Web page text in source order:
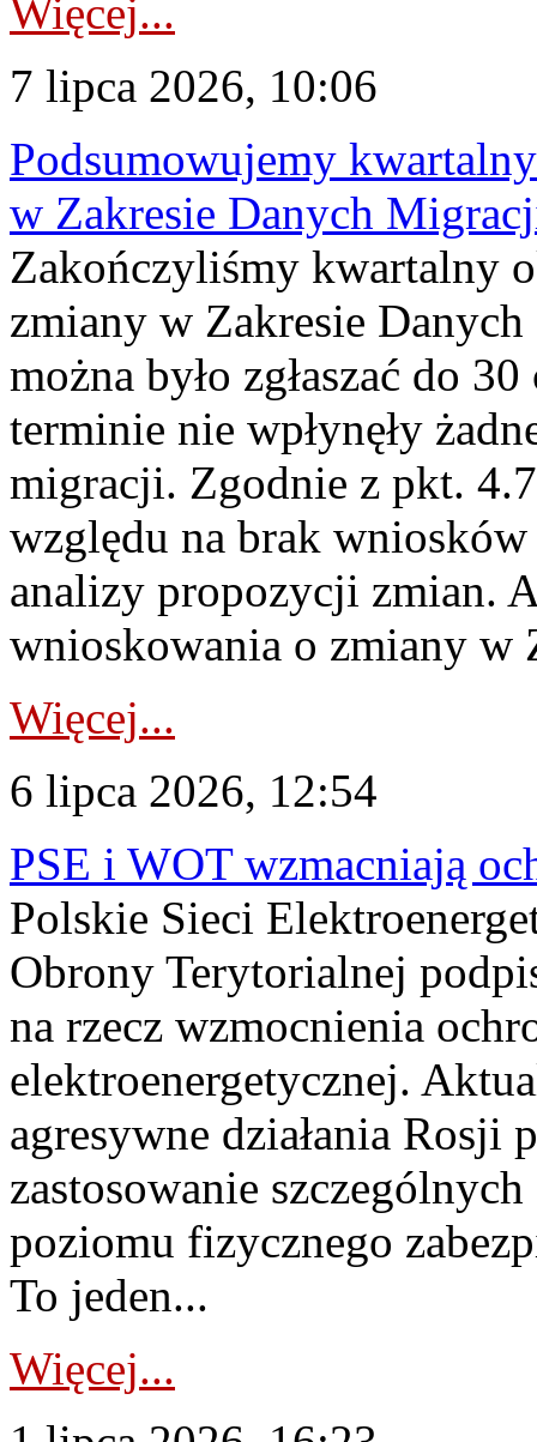
Więcej...
7 lipca 2026, 10:06
Podsumowujemy
w Zakresie Danych
Zakończyliśmy kwartalny
zmiany w Zakresie
można było zgłaszać do
terminie nie wpłynęły
migracji. Zgodnie z pkt.
względu na brak
analizy propozycji zmian.
wnioskowania o zmiany w
Więcej...
6 lipca 2026, 12:54
PSE i WOT wzmacniają
Polskie Sieci
Obrony Terytorialnej
na rzecz wzmocnienia
elektroenergetycznej.
agresywne działania Rosji
zastosowanie
poziomu fizycznego
To jeden...
Więcej...